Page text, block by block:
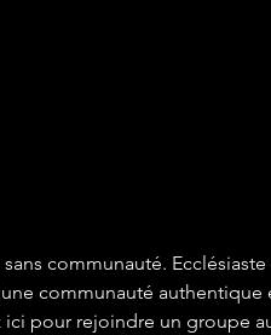
communauté.
communauté
pour rejoindre un groupe